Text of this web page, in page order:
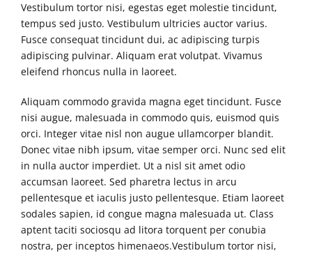
Vestibulum tortor nisi, egestas eget molestie tincidunt,
tempus sed justo. Vestibulum ultricies auctor varius.
Fusce consequat tincidunt dui, ac adipiscing turpis
adipiscing pulvinar. Aliquam erat volutpat. Vivamus
eleifend rhoncus nulla in laoreet.
Aliquam commodo gravida magna eget tincidunt. Fusce
nisi augue, malesuada in commodo quis, euismod quis
orci. Integer vitae nisl non augue ullamcorper blandit.
Donec vitae nibh ipsum, vitae semper orci. Nunc sed elit
in nulla auctor imperdiet. Ut a nisl sit amet odio
accumsan laoreet. Sed pharetra lectus in arcu
pellentesque et iaculis justo pellentesque. Etiam laoreet
sodales sapien, id congue magna malesuada ut. Class
aptent taciti sociosqu ad litora torquent per conubia
nostra, per inceptos himenaeos.Vestibulum tortor nisi,